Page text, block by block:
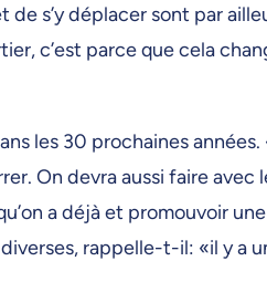
de s’y déplacer sont par
c’est parce que cela
les 30 prochaines
On devra aussi faire
a déjà et promouvoir
rappelle-t-il: «il y a